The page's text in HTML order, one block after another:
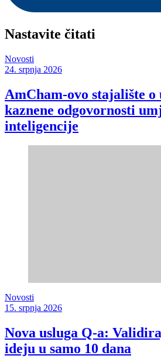
Nastavite čitati
Novosti
24. srpnja 2026
AmCham-ovo stajalište o
kaznene odgovornosti
inteligencije
Novosti
15. srpnja 2026
Nova usluga Q-a:
ideju u samo 10 dana